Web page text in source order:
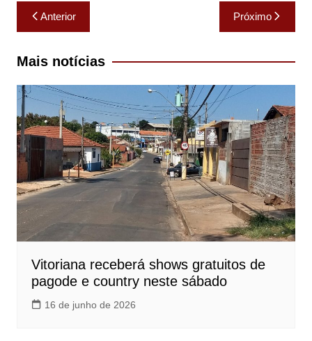
Navegação
de
Post
Anterior Próximo
Mais notícias
Vitoriana receberá shows gratuitos de
pagode e country neste sábado
16 de junho de 2026